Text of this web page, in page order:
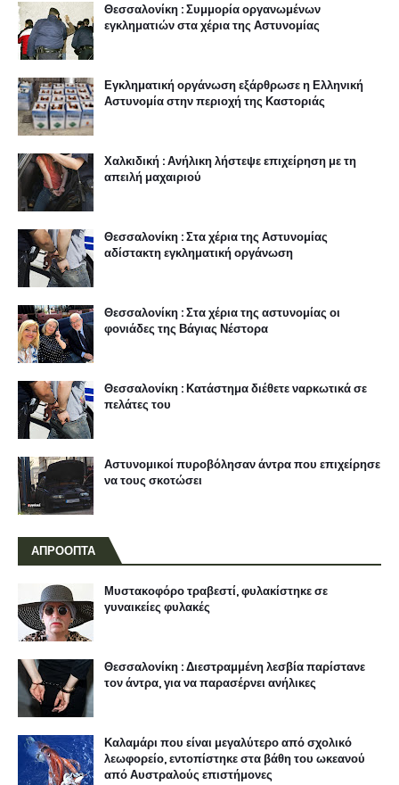
Θεσσαλονίκη : Συμμορία οργανωμένων
εγκληματιών στα χέρια της Αστυνομίας
Εγκληματική οργάνωση εξάρθρωσε η Ελληνική
Αστυνομία στην περιοχή της Καστοριάς
Χαλκιδική : Ανήλικη λήστεψε επιχείρηση με τη
απειλή μαχαιριού
Θεσσαλονίκη : Στα χέρια της Αστυνομίας
αδίστακτη εγκληματική οργάνωση
Θεσσαλονίκη : Στα χέρια της αστυνομίας οι
φονιάδες της Βάγιας Νέστορα
Θεσσαλονίκη : Κατάστημα διέθετε ναρκωτικά σε
πελάτες του
Αστυνομικοί πυροβόλησαν άντρα που επιχείρησε
να τους σκοτώσει
ΑΠΡΟΟΠΤΑ
Μυστακοφόρο τραβεστί, φυλακίστηκε σε
γυναικείες φυλακές
Θεσσαλονίκη : Διεστραμμένη λεσβία παρίστανε
τον άντρα, για να παρασέρνει ανήλικες
Καλαμάρι που είναι μεγαλύτερο από σχολικό
λεωφορείο, εντοπίστηκε στα βάθη του ωκεανού
από Αυστραλούς επιστήμονες